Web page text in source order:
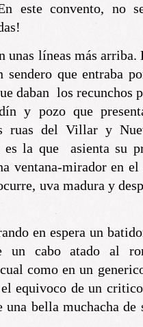
este convento, no
unas líneas más arriba.
que entraba
daban los recunchos
y pozo que
ruas del Villar y
es la que asienta su
ventana-mirador en
uva madura y
en espera un
un cabo atado al
como en un
equivoco de un
una bella muchacha